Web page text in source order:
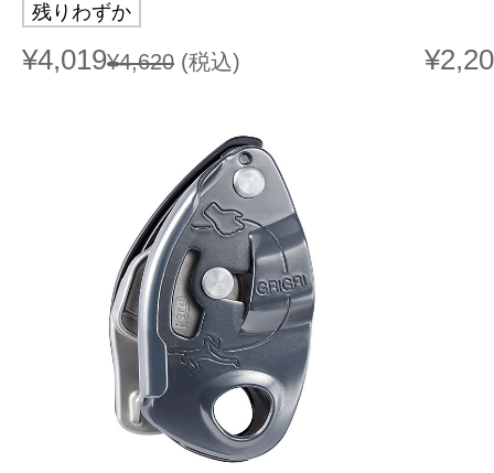
残りわずか
¥4,019¥4,620 (税込)